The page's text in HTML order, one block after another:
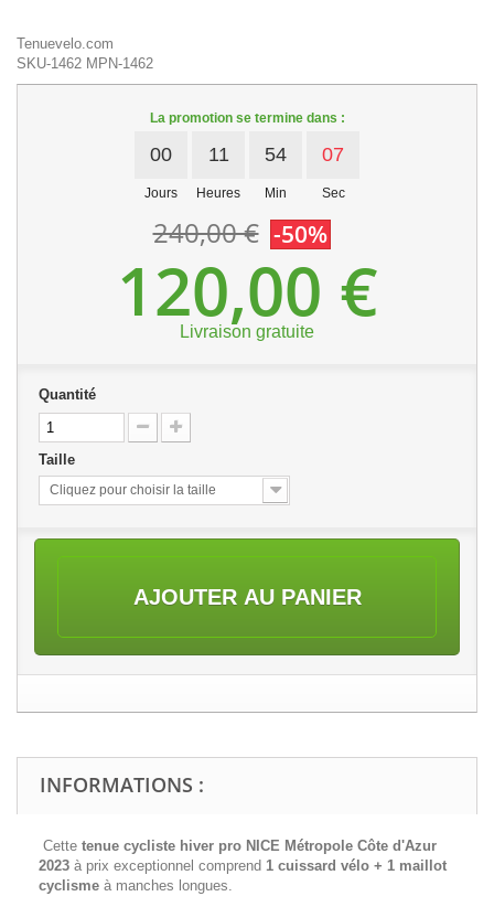
Tenuevelo.com
SKU-1462 MPN-1462
La promotion se termine dans :
00
Jours
11
Heures
54
Min
06
Sec
240,00 € -50%
120,00 €
Livraison gratuite
Quantité
Taille
Cliquez pour choisir la taille
AJOUTER AU PANIER
INFORMATIONS :
Cette tenue cycliste hiver pro NICE Métropole Côte d'Azur
2023 à prix exceptionnel comprend 1 cuissard vélo + 1 maillot
cyclisme à manches longues.